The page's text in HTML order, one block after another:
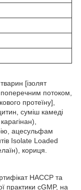
[ізолят
поперечним потоком,
протеїну],
суміш камеді
ацесульфам
Isolate Loaded
кориця.
HACCP та
практики cGMP, на